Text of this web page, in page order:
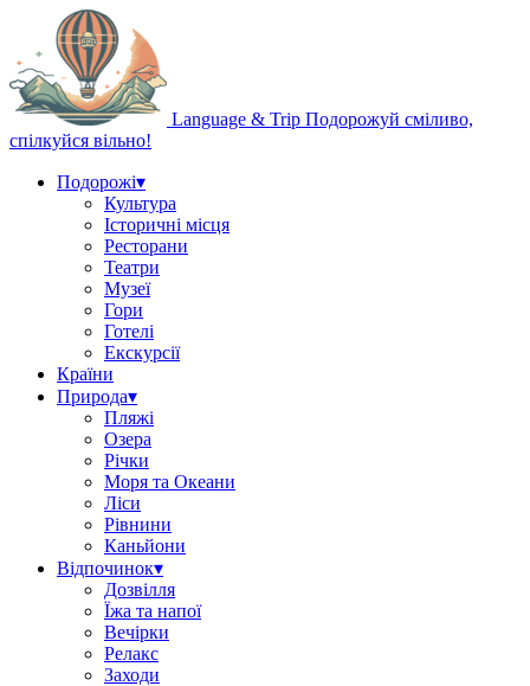
Language & Trip Подорожуй сміливо,
спілкуйся вільно!
Подорожі▾
Культура
Історичні місця
Ресторани
Театри
Музеї
Гори
Готелі
Екскурсії
Країни
Природа▾
Пляжі
Озера
Річки
Моря та Океани
Ліси
Рівнини
Каньйони
Відпочинок▾
Дозвілля
Їжа та напої
Вечірки
Релакс
Заходи